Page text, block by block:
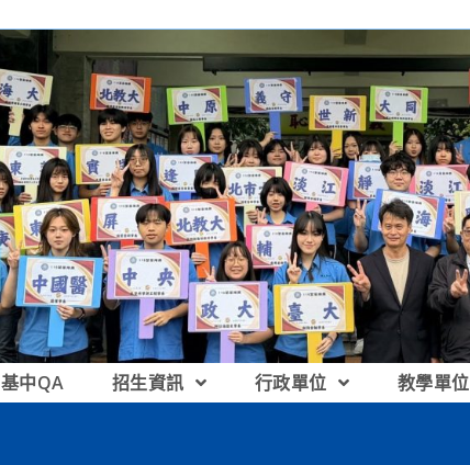
基中QA 招生資訊 行政單位 教學單位